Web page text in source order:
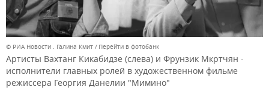
© РИА Новости . Галина Кмит Перейти в фотобанк
Артисты Вахтанг Кикабидзе (слева) и Фрунзик Мкртчян -
исполнители главных ролей в художественном фильме
режиссера Георгия Данелии "Мимино"